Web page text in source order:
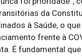
da
à Saúde, o
frente à
É fundamental